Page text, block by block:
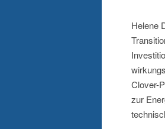
Helene
Clover-
zur